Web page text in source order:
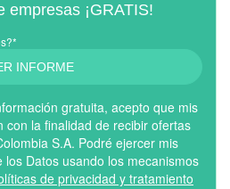
empresas ¡GRATIS!
INFORME
gratuita, acepto que mis
con la finalidad de recibir ofertas
S.A. Podré ejercer mis
Datos usando los mecanismos
de privacidad y tratamiento